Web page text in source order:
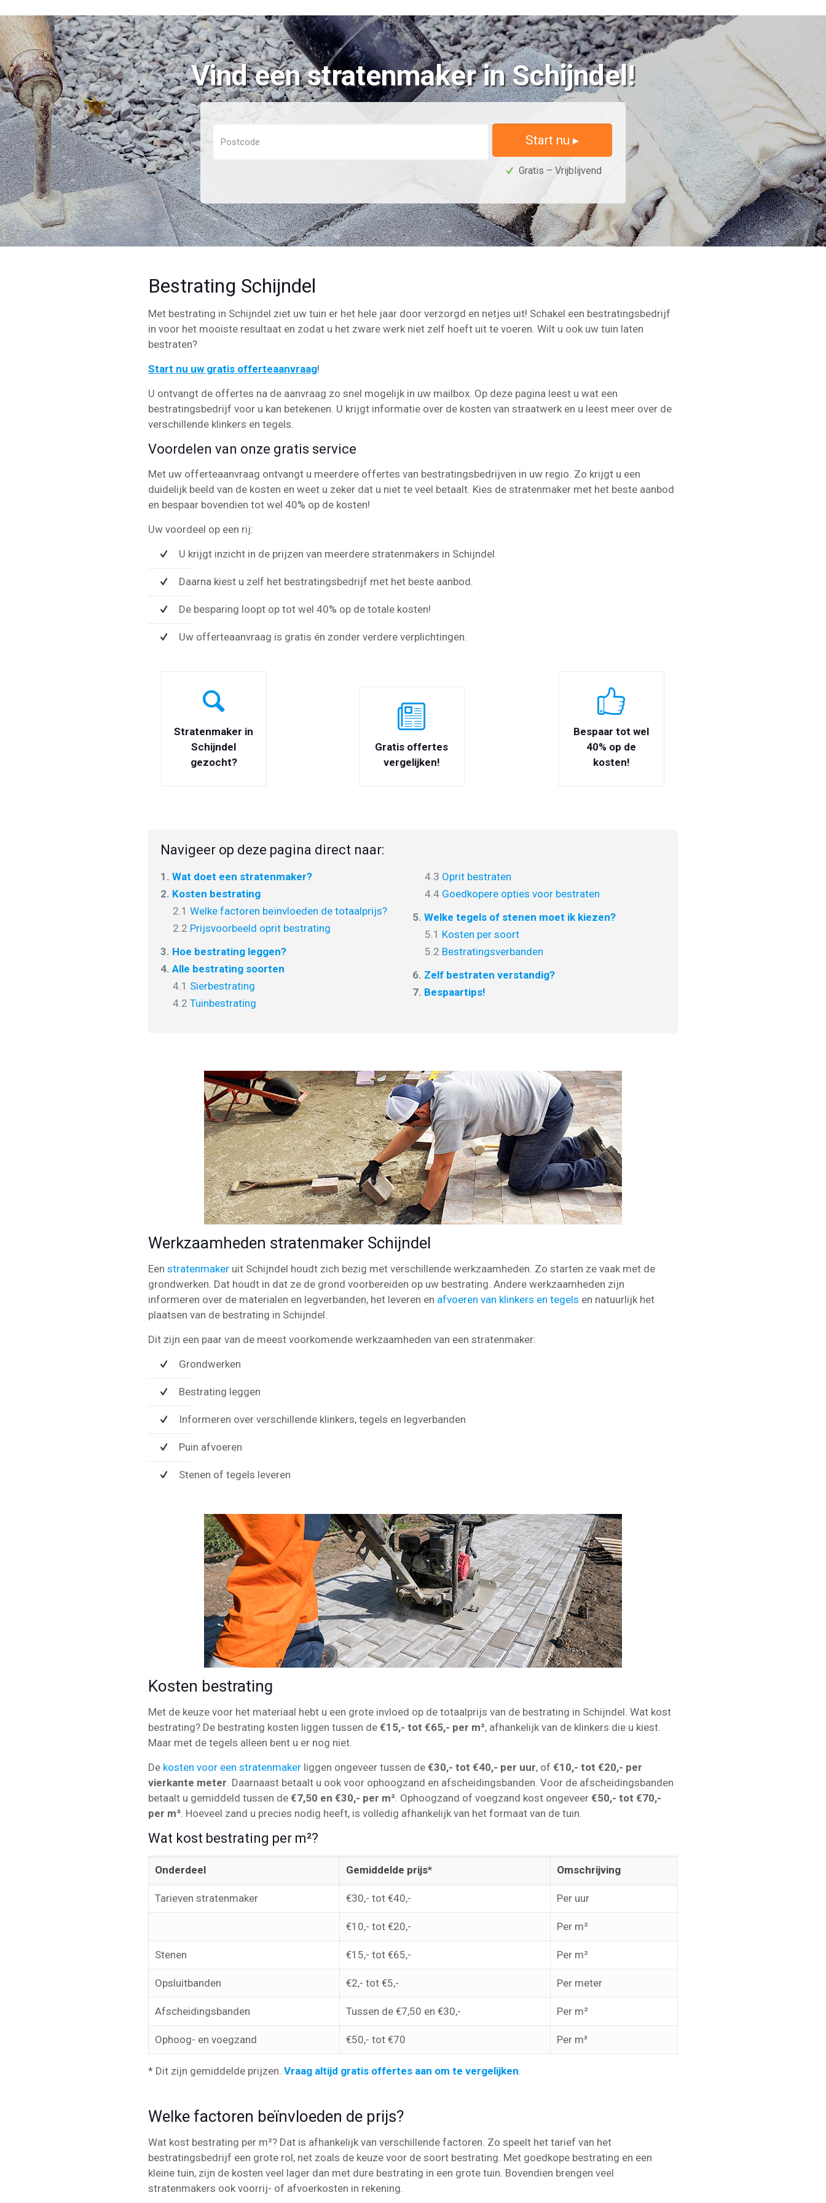
Vind een stratenmaker in Schijndel!
Start nu ▸
Gratis – Vrijblijvend
Bestrating Schijndel
Met bestrating in Schijndel ziet uw tuin er het hele jaar door verzorgd en netjes uit! Schakel een bestratingsbedrijf
in voor het mooiste resultaat en zodat u het zware werk niet zelf hoeft uit te voeren. Wilt u ook uw tuin laten
bestraten?
Start nu uw gratis offerteaanvraag!
U ontvangt de offertes na de aanvraag zo snel mogelijk in uw mailbox. Op deze pagina leest u wat een
bestratingsbedrijf voor u kan betekenen. U krijgt informatie over de kosten van straatwerk en u leest meer over de
verschillende klinkers en tegels.
Voordelen van onze gratis service
Met uw offerteaanvraag ontvangt u meerdere offertes van bestratingsbedrijven in uw regio. Zo krijgt u een
duidelijk beeld van de kosten en weet u zeker dat u niet te veel betaalt. Kies de stratenmaker met het beste aanbod
en bespaar bovendien tot wel 40% op de kosten!
Uw voordeel op een rij:
U krijgt inzicht in de prijzen van meerdere stratenmakers in Schijndel.
Daarna kiest u zelf het bestratingsbedrijf met het beste aanbod.
De besparing loopt op tot wel 40% op de totale kosten!
Uw offerteaanvraag is gratis én zonder verdere verplichtingen.
Stratenmaker in
Schijndel
gezocht?
Gratis offertes
vergelijken!
Bespaar tot wel
40% op de
kosten!
Navigeer op deze pagina direct naar:
1. Wat doet een stratenmaker?
2. Kosten bestrating
2.1 Welke factoren beïnvloeden de totaalprijs?
2.2 Prijsvoorbeeld oprit bestrating
3. Hoe bestrating leggen?
4. Alle bestrating soorten
4.1 Sierbestrating
4.2 Tuinbestrating
4.3 Oprit bestraten
4.4 Goedkopere opties voor bestraten
5. Welke tegels of stenen moet ik kiezen?
5.1 Kosten per soort
5.2 Bestratingsverbanden
6. Zelf bestraten verstandig?
7. Bespaartips!
Werkzaamheden stratenmaker Schijndel
Een stratenmakeruit Schijndel houdt zich bezig met verschillende werkzaamheden. Zo starten ze vaak met de
grondwerken. Dat houdt in dat ze de grond voorbereiden op uw bestrating. Andere werkzaamheden zijn
informeren over de materialen en legverbanden, het leveren en afvoeren van klinkers en tegels en natuurlijk het
plaatsen van de bestrating in Schijndel.
Dit zijn een paar van de meest voorkomende werkzaamheden van een stratenmaker:
Grondwerken
Bestrating leggen
Informeren over verschillende klinkers, tegels en legverbanden
Puin afvoeren
Stenen of tegels leveren
Kosten bestrating
Met de keuze voor het materiaal hebt u een grote invloed op de totaalprijs van de bestrating in Schijndel. Wat kost
bestrating? De bestrating kosten liggen tussen de €15,- tot €65,- per m², afhankelijk van de klinkers die u kiest.
Maar met de tegels alleen bent u er nog niet.
De kosten voor een stratenmakerliggen ongeveer tussen de €30,- tot €40,- per uur, of €10,- tot €20,- per
vierkante meter. Daarnaast betaalt u ook voor ophoogzand en afscheidingsbanden. Voor de afscheidingsbanden
betaalt u gemiddeld tussen de €7,50 en €30,- per m². Ophoogzand of voegzand kost ongeveer €50,- tot €70,-
per m³. Hoeveel zand u precies nodig heeft, is volledig afhankelijk van het formaat van de tuin.
Wat kost bestrating per m²?
Onderdeel Gemiddelde prijs* Omschrijving
Tarieven stratenmaker €30,- tot €40,- Per uur
€10,- tot €20,- Per m²
Stenen €15,- tot €65,- Per m²
Opsluitbanden €2,- tot €5,- Per meter
Afscheidingsbanden Tussen de €7,50 en €30,- Per m²
Ophoog- en voegzand €50,- tot €70 Per m³
* Dit zijn gemiddelde prijzen. Vraag altijd gratis offertes aan om te vergelijken.
Welke factoren beïnvloeden de prijs?
Wat kost bestrating per m²? Dat is afhankelijk van verschillende factoren. Zo speelt het tarief van het
bestratingsbedrijf een grote rol, net zoals de keuze voor de soort bestrating. Met goedkope bestrating en een
kleine tuin, zijn de kosten veel lager dan met dure bestrating in een grote tuin. Bovendien brengen veel
stratenmakers ook voorrij- of afvoerkosten in rekening.